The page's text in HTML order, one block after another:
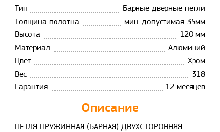
Тип
Барные дверные петли
Толщина полотна
мин. допустимая 35мм
Высота
120 мм
Материал
Алюминий
Цвет
Хром
Вес
318
Гарантия
12 месяцев
Описание
ПЕТЛЯ ПРУЖИННАЯ (БАРНАЯ) ДВУХСТОРОННЯЯ